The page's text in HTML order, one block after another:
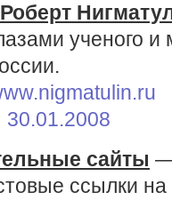
ученого
30.01.2008
сайты —
ссылки